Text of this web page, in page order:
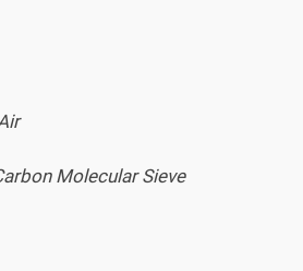
Molecular Sieve